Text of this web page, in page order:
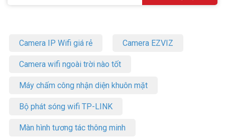
(+ thêm 1 camera Dome)
Trọn bộ 4 camera
* Khách hàng cần lưu ý sản phẩm khi lắp đặt
camera quan sát
Camera IP Wifi giá rẻ Camera EZVIZ
Camera wifi ngoài trời nào tốt
Máy chấm công nhận diện khuôn mặt
Bộ phát sóng wifi TP-LINK
Màn hình tương tác thông minh